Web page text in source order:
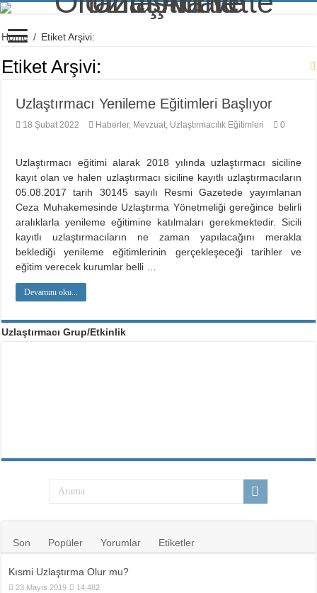
Home / Etiket Arşivi:
Etiket Arşivi:
Uzlaştırmacı Yenileme Eğitimleri Başlıyor
18 Şubat 2022 Haberler, Mevzuat, Uzlaştırmacılık Eğitimleri 0
Uzlaştırmacı eğitimi alarak 2018 yılında uzlaştırmacı siciline
kayıt olan ve halen uzlaştırmacı siciline kayıtlı uzlaştırmacıların
05.08.2017 tarih 30145 sayılı Resmi Gazetede yayımlanan
Ceza Muhakemesinde Uzlaştırma Yönetmeliği gereğince belirli
aralıklarla yenileme eğitimine katılmaları gerekmektedir. Sicili
kayıtlı uzlaştırmacıların ne zaman yapılacağını merakla
beklediği yenileme eğitimlerinin gerçekleşeceği tarihler ve
eğitim verecek kurumlar belli …
Devamını oku...
Uzlaştırmacı Grup/Etkinlik
Son Popüler Yorumlar Etiketler
Kısmi Uzlaştırma Olur mu?
23 Mayıs 2019 14,482